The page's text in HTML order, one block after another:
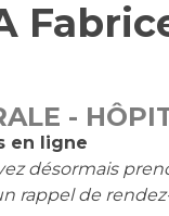
à
-
en ligne
désormais
rappel de